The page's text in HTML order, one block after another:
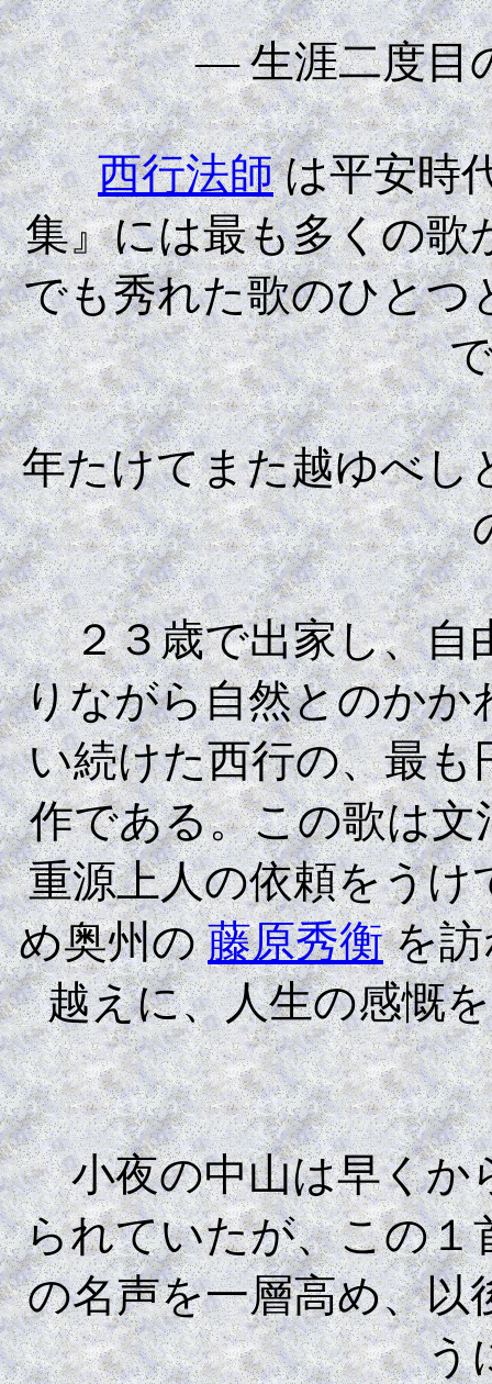
— 生涯二度目
西行法師は平安時
集』には最も多くの歌
でも秀れた歌のひとつ
年たけてまた越ゆべし
２３歳で出家し、自
りながら自然とのかか
い続けた西行の、最も
作である。この歌は文
重源上人の依頼をうけ
め奥州の藤原秀衡を訪
越えに、人生の感慨
小夜の中山は早くか
られていたが、この１
の名声を一層高め、以
う